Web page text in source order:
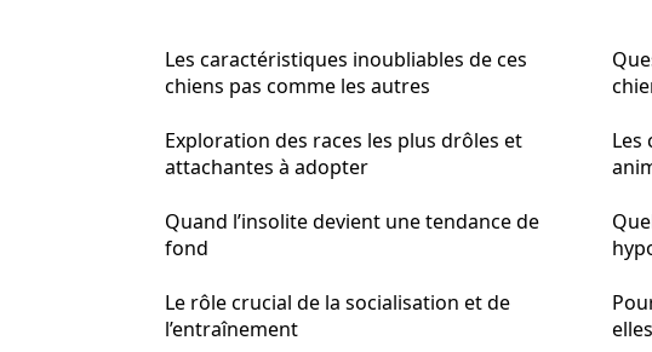
Les caractéristiques inoubliables de ces
chiens pas comme les autres
Exploration des races les plus drôles et
attachantes à adopter
Quand l’insolite devient une tendance de
fond
Le rôle crucial de la socialisation et de
l’entraînement
Les